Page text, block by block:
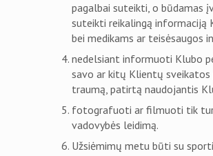
pagalbai suteikti, o būdamas
suteikti reikalingą informaciją
bei medikams ar teisėsaugos
nedelsiant informuoti Klubo
savo ar kitų Klientų sveikatos
traumą, patirtą naudojantis
fotografuoti ar filmuoti tik
vadovybės leidimą.
Užsiėmimų metu būti su